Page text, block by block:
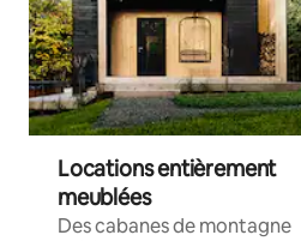
Locations entièrement
meublées
Des cabanes de montagne